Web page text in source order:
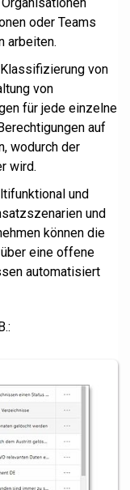
oder Teams
arbeiten.
von
von
für jede einzelne
auf
wodurch der
wird.
und
und
können die
eine offene
automatisiert